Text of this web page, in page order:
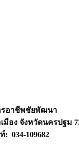
รอาชีพชัยพัฒนา
มือง จังหวัดนครปฐม
: 034-109682